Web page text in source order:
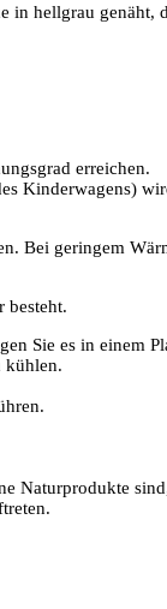
hellgrau genäht,
erreichen.
Kinderwagens)
Bei geringem
besteht.
Sie es in einem
kühlen.
Naturprodukte